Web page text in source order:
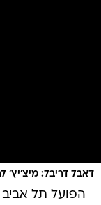
דאבל דריבל: מיצ'יץ'
הפועל תל